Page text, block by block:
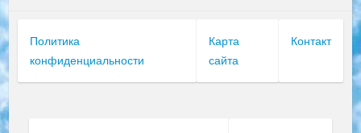
Политика
конфиденциальности
Карта
сайта
Контакт